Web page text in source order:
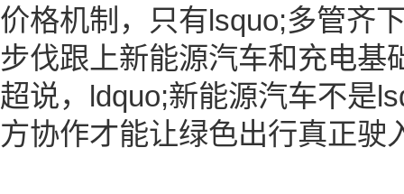
价格机制，只有lsquo;多管齐
步伐跟上新能源汽车和充电基
超说，ldquo;新能源汽车不是
方协作才能让绿色出行真正驶